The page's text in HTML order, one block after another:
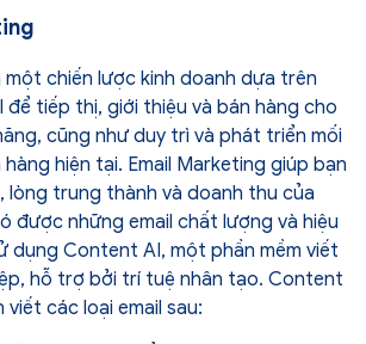
một chiến lược kinh doanh dựa trên
để tiếp thị, giới thiệu và bán hàng cho
cũng như duy trì và phát triển mối
hiện tại. Email Marketing giúp bạn
lòng trung thành và doanh thu của
được những email chất lượng và hiệu
dụng Content AI, một phần mềm viết
hỗ trợ bởi trí tuệ nhân tạo. Content
các loại email sau: